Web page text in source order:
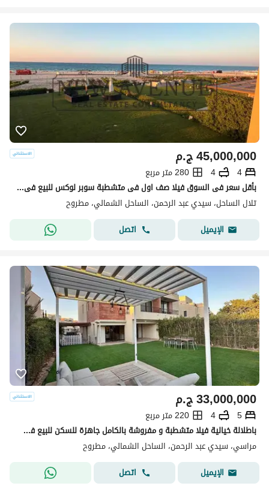
ج.م45,000,000
4
4
280 متر مربع
بأقل سعر فى السوق فيلا صف اول فى متشطبة سوبر لوكس للبيع فى تلال - بحري صريح - كورنر - اقل سعر ل فيلا صف اول - الساحل الشمالي- Telal North Coast
تلال الساحل، سيدي عبد الرحمن، الساحل الشمالي، مطروح
الإيميل
اتصل
ج.م33,000,000
5
4
220 متر مربع
باطلالة خيالية فيلا متشطبة و مفروشة بالكامل جاهزة للسكن للبيع في مراسي - الساحل الشمالي
مراسي، سيدي عبد الرحمن، الساحل الشمالي، مطروح
الإيميل
اتصل